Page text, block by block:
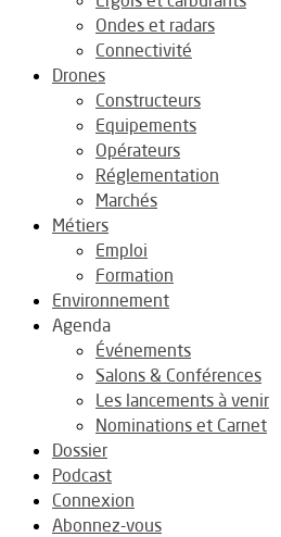
Ondes et radars
Connectivité
Drones
Constructeurs
Equipements
Opérateurs
Réglementation
Marchés
Métiers
Emploi
Formation
Environnement
Agenda
Événements
Salons & Conférences
Les lancements à venir
Nominations et Carnet
Dossier
Podcast
Connexion
Abonnez-vous